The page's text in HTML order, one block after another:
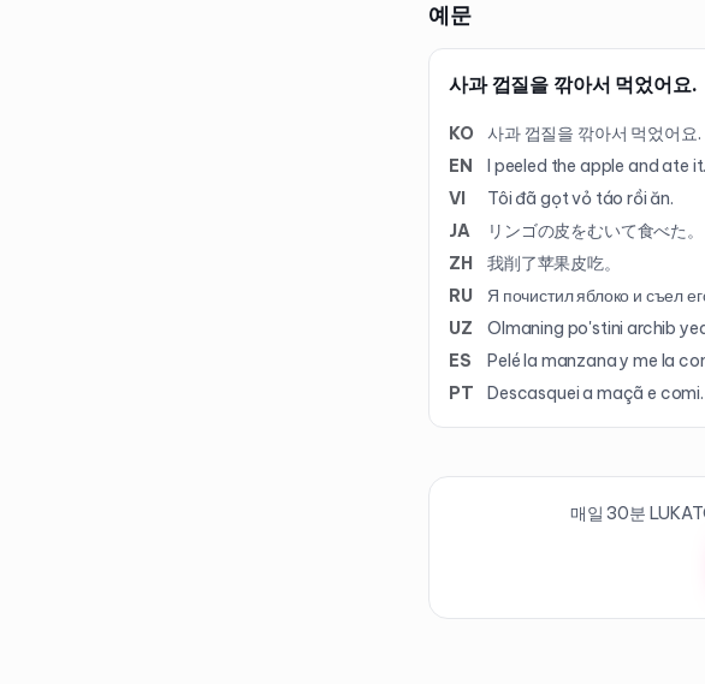
예문
사과 껍질을 깎아서 먹었어요.
KO
사과 껍질을 깎아서 먹었어요.
EN
I peeled the apple and ate it.
VI
Tôi đã gọt vỏ táo rồi ăn.
JA
リンゴの皮をむいて食べた。
ZH
我削了苹果皮吃。
RU
Я почистил яблоко и съел
UZ
Olmaning po'stini archib
ES
Pelé la manzana y me la
PT
Descasquei a maçã e comi.
매일 30분